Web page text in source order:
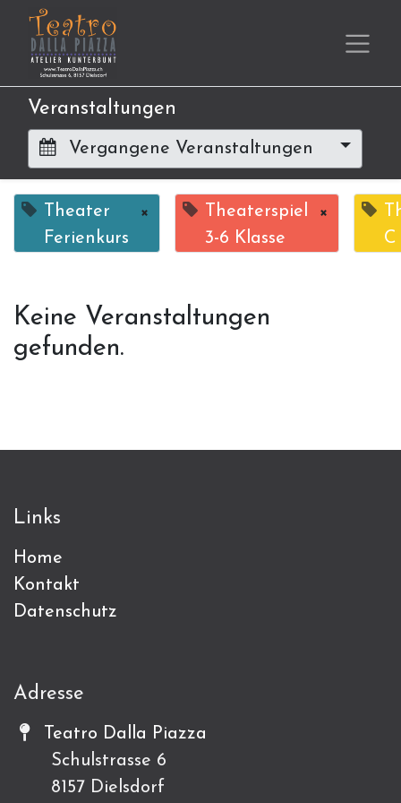
Veranstaltungen
Vergangene Veranstaltungen
Theater
Ferienkurs
×
Theaterspiel
3-6 Klasse
×
C
Keine Veranstaltungen
gefunden.
Links
Home
Kontakt
Datenschutz
Adresse
Teatro Dalla Piazza
Schulstrasse 6
8157 Dielsdorf